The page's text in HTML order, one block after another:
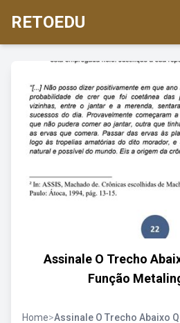
RETOEDU
Assinale O Trecho
Função
Home>Assinale O Trecho Abaixo